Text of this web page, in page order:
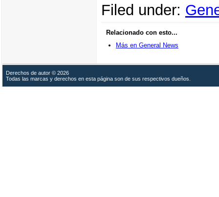
Filed under:
Relacionado con esto...
Más en General News
Derechos de autor © 2026
Todas las marcas y derechos en esta página son de sus respectivos dueños.